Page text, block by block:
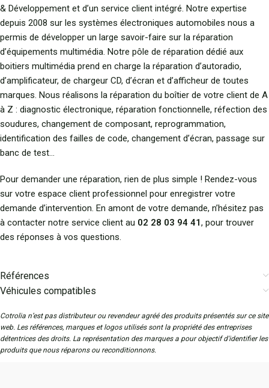
& Développement et d’un service client intégré. Notre expertise
depuis 2008 sur les systèmes électroniques automobiles nous a
permis de développer un large savoir-faire sur la réparation
d’équipements multimédia. Notre pôle de réparation dédié aux
boitiers multimédia prend en charge la réparation d’autoradio,
d’amplificateur, de chargeur CD, d’écran et d’afficheur de toutes
marques. Nous réalisons la réparation du boîtier de votre client de A
à Z : diagnostic électronique, réparation fonctionnelle, réfection des
soudures, changement de composant, reprogrammation,
identification des failles de code, changement d’écran, passage sur
banc de test…
Pour demander une réparation, rien de plus simple ! Rendez-vous
sur votre espace client professionnel pour enregistrer votre
demande d’intervention. En amont de votre demande, n’hésitez pas
à contacter notre service client au 02 28 03 94 41, pour trouver
des réponses à vos questions.
Références
Véhicules compatibles
Cotrolia n’est pas distributeur ou revendeur agréé des produits présentés sur ce site
web. Les références, marques et logos utilisés sont la propriété des entreprises
détentrices des droits. La représentation des marques a pour objectif d'identifier les
produits que nous réparons ou reconditionnons.